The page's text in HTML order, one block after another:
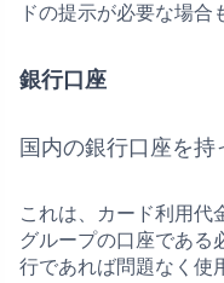
ドの提示が必要な場合
銀行口座
国内の銀行口座を持
これは、カード利用代
グループの口座である
行であれば問題なく使